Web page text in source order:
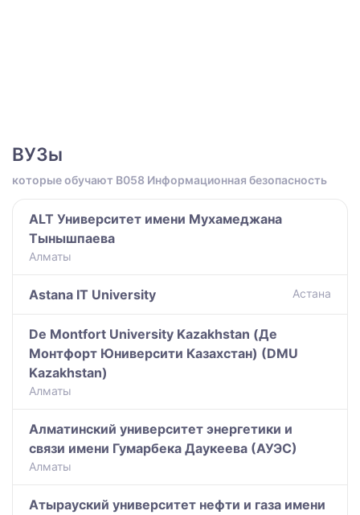
ВУЗы
которые обучают B058 Информационная безопасность
ALT Университет имени Мухамеджана
Тынышпаева
Алматы
Astana IT University Астана
De Montfort University Kazakhstan (Де
Монтфорт Юниверсити Казахстан) (DMU
Kazakhstan)
Алматы
Алматинский университет энергетики и
связи имени Гумарбека Даукеева (АУЭС)
Алматы
Атырауский университет нефти и газа имени